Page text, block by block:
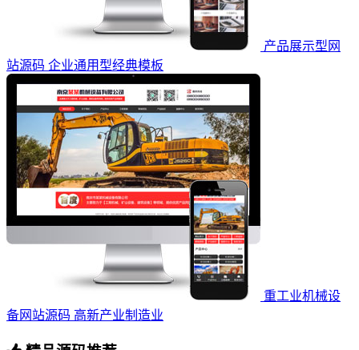
产品展示型网
站源码 企业通用型经典模板
重工业机械设
备网站源码 高新产业制造业